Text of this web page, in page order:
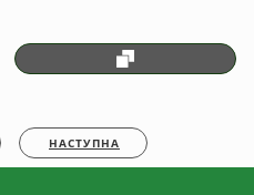
НАСТУПНА